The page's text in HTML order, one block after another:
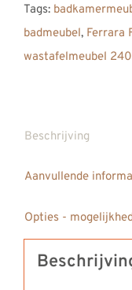
Quartiers
Oak
Painted
met
Surface
wastafel
Saint
Tags:
badmeubel, Ferrara
wastafelmeubel
Beschrijving
Aanvullende
Opties -